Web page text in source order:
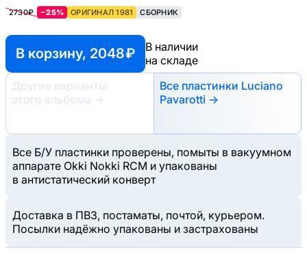
2730₽ −25% ОРИГИНАЛ 1981 СБОРНИК
В корзину, 2048 ₽
В наличии
на складе
Другие варианты
этого альбома
→
Все пластинки Luciano
Pavarotti →
Все Б/У пластинки проверены, помыты в вакуумном
аппарате Okki Nokki RCM и упакованы
в антистатический конверт
Доставка в ПВЗ, постаматы, почтой, курьером.
Посылки надёжно упакованы и застрахованы